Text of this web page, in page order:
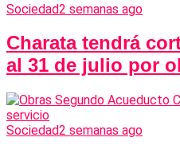
Sociedad2 semanas ago
Charata tendrá
al 31 de julio por
Sociedad2 semanas ago